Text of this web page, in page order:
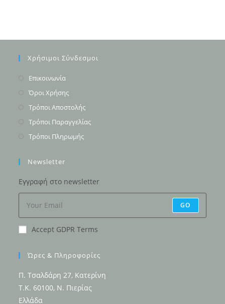
Χρήσιμοι Σύνδεσμοι
Επικοινωνία
in
tab
Όροι ΧρήσηςOpens
in
tab
Τρόποι ΑποστολήςOpens
in
Τρόποι ΠαραγγελίαςOpens
Τρόποι ΠληρωμήςOpens
tab
Newsletter
Εγγραφή στο newsletter
GO
Accept GDPR Terms
Ώρες & Πληροφορίες
Π. Τσαλδάρη 27, Κατερίνη
Τ.Κ. 60100, Ν. Πιερίας
Ελλάδα